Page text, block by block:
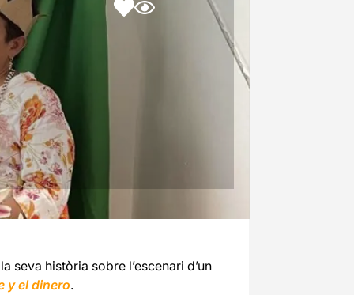
seva història sobre l’escenari d’un
y el dinero.